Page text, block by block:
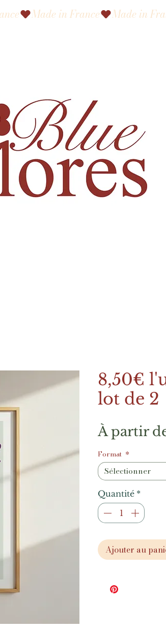
8,50€
lot de 2
À partir
Format *
Sélectionner
Quantité *
Ajouter au